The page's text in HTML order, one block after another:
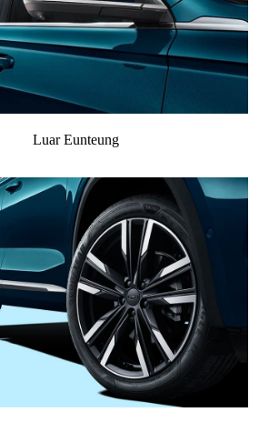
Luar Eunteung